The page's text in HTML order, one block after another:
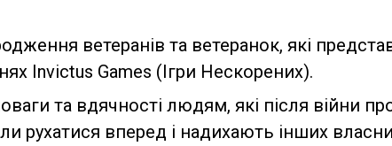
ветеранів та ветеранок, які
Invictus Games (Ігри Нескорених).
та вдячності людям, які після війни
рухатися вперед і надихають інших